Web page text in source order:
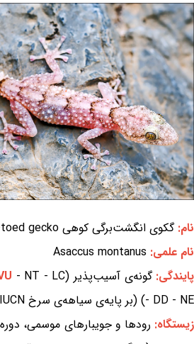
نام:گکوی انگشت‌برگی کوهی Mountain leaf-toed gecko
نام علمی: Asaccus montanus
پایندگی:گونه‌ی آسیب‌پذیر (EX - EW - CR - EN -- NT - LC
- DD - NE) (بر پایه‌ی سیاهه‌ی سرخ IUCN)
زیستگاه: رودها و جویبارهای موسمی،